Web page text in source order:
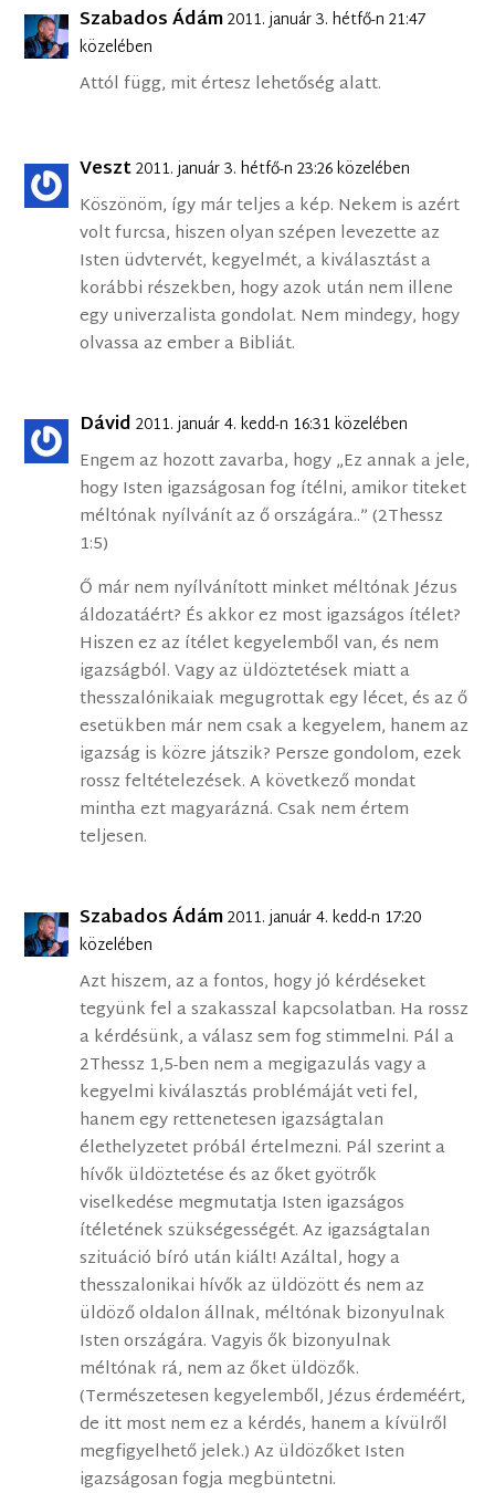
Szabados Ádám2011. január 3. hétfő-n 21:47
közelében
Attól függ, mit értesz lehetőség alatt.
Veszt2011. január 3. hétfő-n 23:26 közelében
Köszönöm, így már teljes a kép. Nekem is azért
volt furcsa, hiszen olyan szépen levezette az
Isten üdvtervét, kegyelmét, a kiválasztást a
korábbi részekben, hogy azok után nem illene
egy univerzalista gondolat. Nem mindegy, hogy
olvassa az ember a Bibliát.
Dávid 2011. január 4. kedd-n 16:31 közelében
Engem az hozott zavarba, hogy „Ez annak a jele,
hogy Isten igazságosan fog ítélni, amikor titeket
méltónak nyílvánít az ő országára..” (2Thessz
1:5)
Ő már nem nyílvánított minket méltónak Jézus
áldozatáért? És akkor ez most igazságos ítélet?
Hiszen ez az ítélet kegyelemből van, és nem
igazságból. Vagy az üldöztetések miatt a
thesszalónikaiak megugrottak egy lécet, és az ő
esetükben már nem csak a kegyelem, hanem az
igazság is közre játszik? Persze gondolom, ezek
rossz feltételezések. A következő mondat
mintha ezt magyarázná. Csak nem értem
teljesen.
Szabados Ádám2011. január 4. kedd-n 17:20
közelében
Azt hiszem, az a fontos, hogy jó kérdéseket
tegyünk fel a szakasszal kapcsolatban. Ha rossz
a kérdésünk, a válasz sem fog stimmelni. Pál a
2Thessz 1,5-ben nem a megigazulás vagy a
kegyelmi kiválasztás problémáját veti fel,
hanem egy rettenetesen igazságtalan
élethelyzetet próbál értelmezni. Pál szerint a
hívők üldöztetése és az őket gyötrők
viselkedése megmutatja Isten igazságos
ítéletének szükségességét. Az igazságtalan
szituáció bíró után kiált! Azáltal, hogy a
thesszalonikai hívők az üldözött és nem az
üldöző oldalon állnak, méltónak bizonyulnak
Isten országára. Vagyis ők bizonyulnak
méltónak rá, nem az őket üldözők.
(Természetesen kegyelemből, Jézus érdeméért,
de itt most nem ez a kérdés, hanem a kívülről
megfigyelhető jelek.) Az üldözőket Isten
igazságosan fogja megbüntetni.